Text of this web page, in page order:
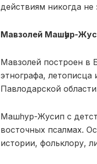
действиям никогда не
Мавзолей Машһур-
Мавзолей построен в
этнографа, летописца
Павлодарской
Машһур-Жусип с
восточных псалмах.
истории, фольклору,